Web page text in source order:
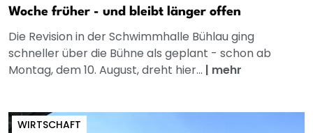
Woche früher - und bleibt länger offen
Die Revision in der Schwimmhalle Bühlau ging
schneller über die Bühne als geplant - schon ab
Montag, dem 10. August, dreht hier... | mehr
WIRTSCHAFT